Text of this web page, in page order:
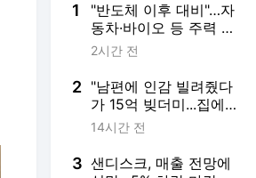
1
"반도체 이후 대비"…자
동차·바이오 등 주력 산
업에 AI 입힌다
2시간 전
2 "남편에 인감 빌려줬다
가 15억 빚더미...집에
조폭들 왔다" 고백한 여
14시간 전
3 샌디스크, 매출 전망에